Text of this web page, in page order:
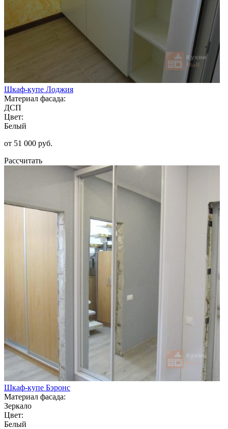
Шкаф-купе Лоджия
Материал фасада:
ДСП
Цвет:
Белый
от 51 000 руб.
Рассчитать
Шкаф-купе Бэронс
Материал фасада:
Зеркало
Цвет:
Белый